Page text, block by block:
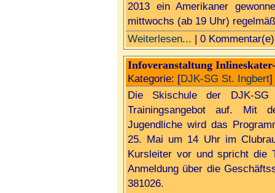
2013 ein Amerikaner
mittwochs (ab 19 Uhr)
Weiterlesen... | 0 Kommentar(e)
Infoveranstaltung
Kategorie: [DJK-SG St. Ingbert]
Die Skischule der DJK-
Trainingsangebot auf. Mit
Jugendliche wird das
25. Mai um 14 Uhr im
Kursleiter vor und spricht die
Anmeldung über die
381026.